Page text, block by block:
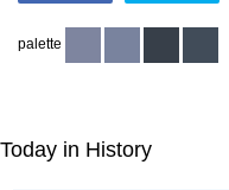
palette
Today in History